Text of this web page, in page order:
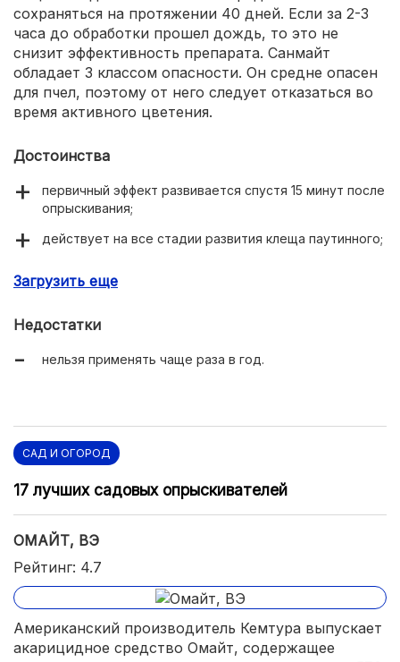
сохраняться на протяжении 40 дней. Если за 2-3
часа до обработки прошел дождь, то это не
снизит эффективность препарата. Санмайт
обладает 3 классом опасности. Он средне опасен
для пчел, поэтому от него следует отказаться во
время активного цветения.
Достоинства
первичный эффект развивается спустя 15 минут после
опрыскивания;
действует на все стадии развития клеща паутинного;
средства;
дней.
Загрузить еще
Недостатки
нельзя применять чаще раза в год.
САД И ОГОРОД
17 лучших садовых опрыскивателей
ОМАЙТ, ВЭ
Рейтинг: 4.7
Американский производитель Кемтура выпускает
акарицидное средство Омайт, содержащее